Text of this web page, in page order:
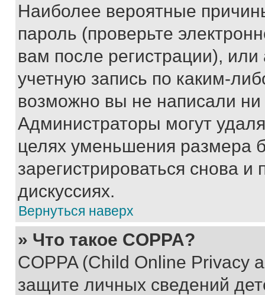
Наиболее вероятные
пароль (проверьте
вам после регистрации),
учетную запись по каким-
возможно вы не написали
Администраторы могут
целях уменьшения размера
зарегистрироваться снова и
дискуссиях.
Вернуться наверх
» Что такое COPPA?
COPPA (Child Online Privacy
защите личных сведений